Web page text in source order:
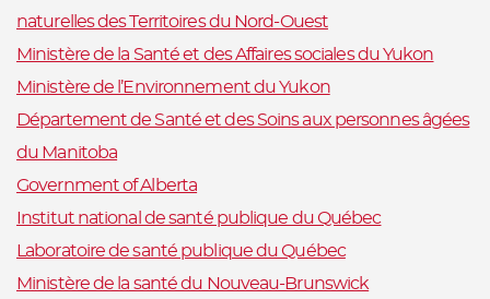
naturelles des Territoires du Nord-Ouest
Ministère de la Santé et des Affaires sociales du Yukon
Ministère de l’Environnement du Yukon
Département de Santé et des Soins aux personnes âgées
du Manitoba
Government of Alberta
Institut national de santé publique du Québec
Laboratoire de santé publique du Québec
Ministère de la santé du Nouveau-Brunswick